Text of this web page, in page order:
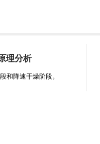
理分析
和降速干燥阶段。